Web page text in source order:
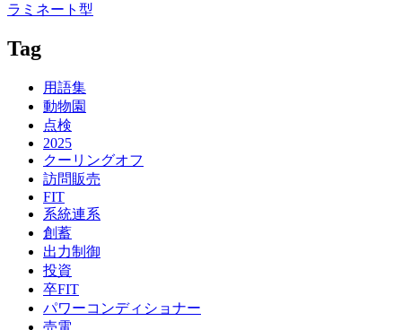
ラミネート型
Tag
用語集
動物園
点検
2025
クーリングオフ
訪問販売
FIT
系統連系
創蓄
出力制御
投資
卒FIT
パワーコンディショナー